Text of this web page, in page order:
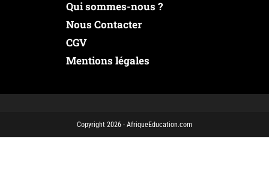
Qui sommes-nous ?
Nous Contacter
CGV
Mentions légales
Copyright 2026 - AfriqueEducation.com